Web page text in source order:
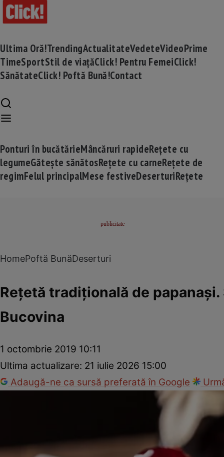
Ultima Oră!TrendingActualitateVedeteVideoPrime
TimeSportStil de viațăClick! Pentru FemeiClick!
SănătateClick! Poftă Bună!Contact
Ponturi în bucătărieMâncăruri rapideRețete cu
legumeGătește sănătosRețete cu carneRețete de
regimFelul principalMese festiveDeserturiRețete
HomePoftă BunăDeserturi
Reţetă tradiţională de
Bucovina
1 octombrie 2019 10:11
Ultima actualizare: 21 iulie 2026 15:00
Adaugă-ne ca sursă preferată în Google